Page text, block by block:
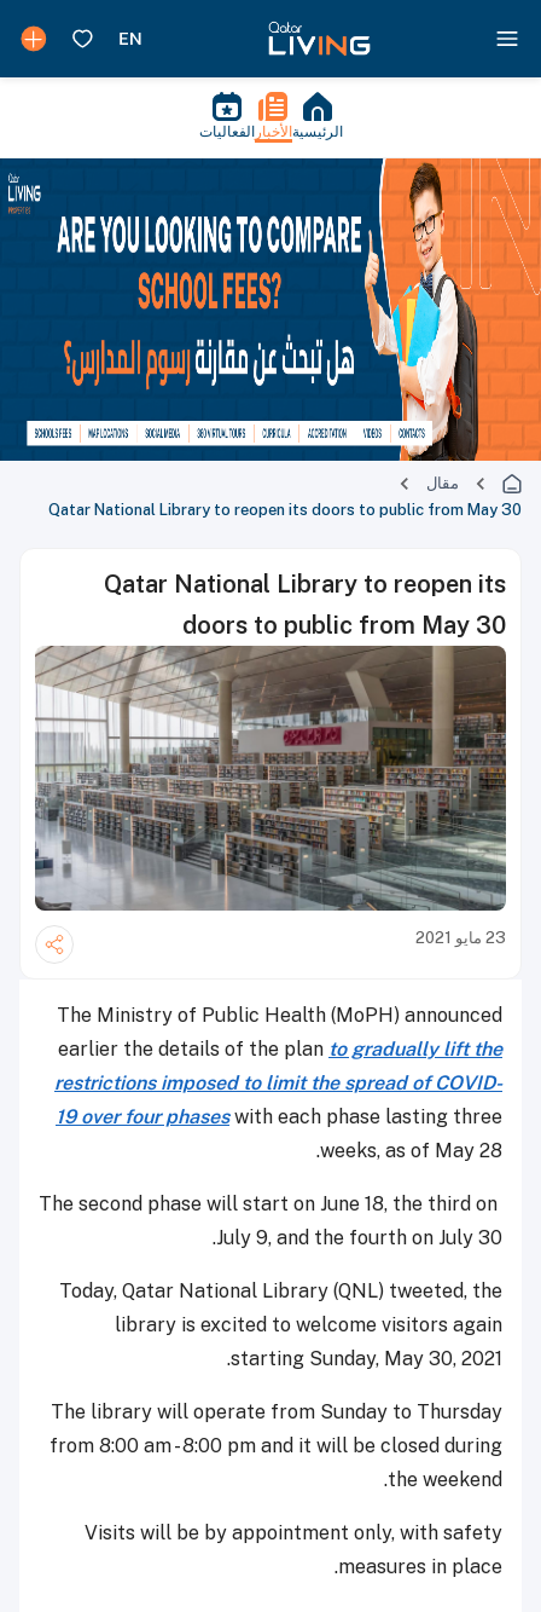
الرئيسية الأخبار الفعاليات
مقال
Qatar National Library to reopen its doors to public from May 30
Qatar National Library to reopen its
doors to public from May 30
23 مايو 2021
The Ministry of Public Health (MoPH) announced
earlier the details of the plan to gradually lift the
restrictions imposed to limit the spread of COVID-
19 over four phaseswith each phase lasting three
weeks, as of May 28.
The second phase will start on June 18, the third on
July 9, and the fourth on July 30.
Today, Qatar National Library (QNL) tweeted, the
library is excited to welcome visitors again
starting Sunday, May 30, 2021.
The library will operate from Sunday to Thursday
from 8:00 am - 8:00 pm and it will be closed during
the weekend.
Visits will be by appointment only, with safety
measures in place.